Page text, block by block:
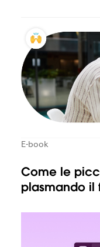
E-book
Come le
plasmando il